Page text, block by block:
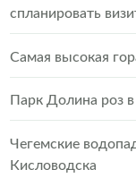
спланировать
Самая высокая
Парк Долина роз
Чегемские
Кисловодска